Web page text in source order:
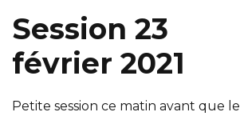
Session 23
février 2021
Petite session ce matin avant que le